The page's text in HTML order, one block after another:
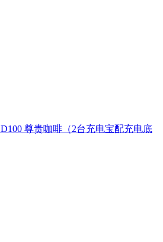
尊贵咖啡（2台充电宝配充电底